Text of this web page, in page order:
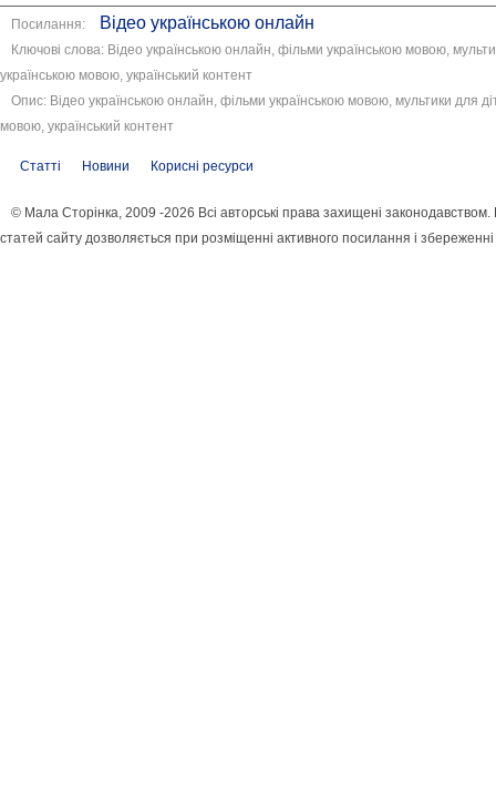
Посилання: Відео українською онлайн
Ключові слова: Відео українською онлайн, фільми українською мовою,
українською мовою, український контент
Опис: Відео українською онлайн, фільми українською мовою, мультики для
мовою, український контент
Статті Новини Корисні ресурси
© Мала Сторінка, 2009 -2026 Всі авторські права захищені
статей сайту дозволяється при розміщенні активного посилання і